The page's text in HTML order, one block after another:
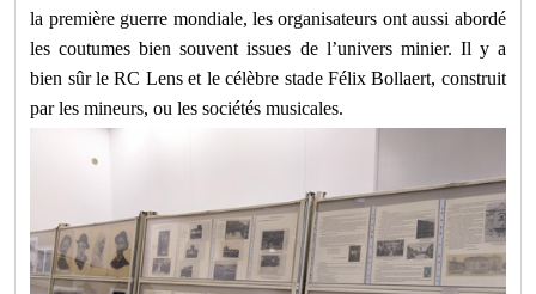
la première guerre mondiale, les organisateurs ont aussi abordé
les coutumes bien souvent issues de l’univers minier. Il y a
bien sûr le RC Lens et le célèbre stade Félix Bollaert, construit
par les mineurs, ou les sociétés musicales.